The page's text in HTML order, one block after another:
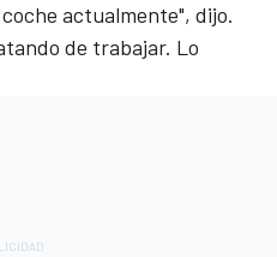
actualmente", dijo.
de trabajar. Lo